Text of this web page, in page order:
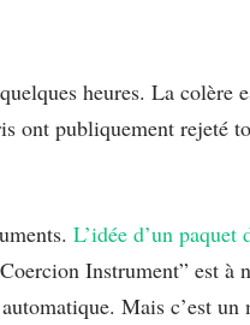
heures. La colère
ont publiquement rejeté
L’idée d’un paquet
Instrument” est à
Mais c’est un